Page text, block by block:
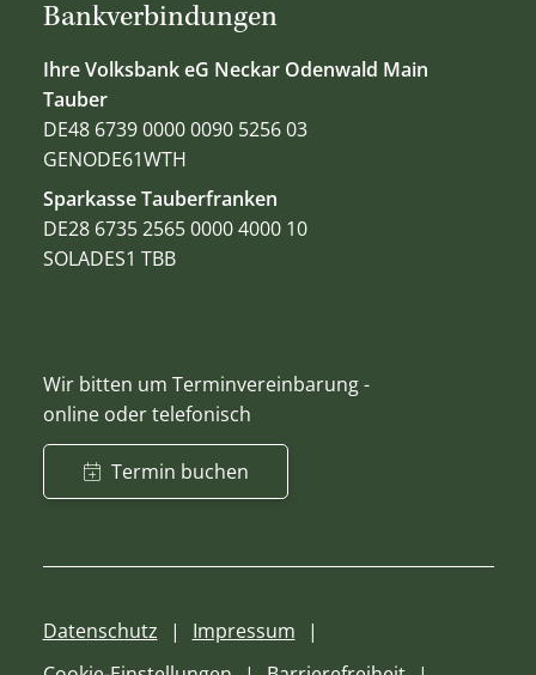
Bankverbindungen
Ihre Volksbank eG Neckar Odenwald Main
Tauber
DE48 6739 0000 0090 5256 03
GENODE61WTH
Sparkasse Tauberfranken
DE28 6735 2565 0000 4000 10
SOLADES1 TBB
Wir bitten um Terminvereinbarung -
online oder telefonisch
Termin buchen
Datenschutz
Impressum